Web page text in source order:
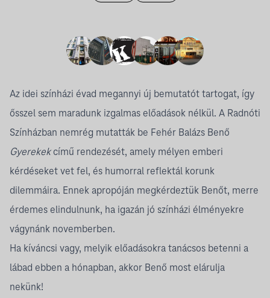
Az idei színházi évad megannyi új bemutatót tartogat, így
ősszel sem maradunk izgalmas előadások nélkül. A Radnóti
Színházban nemrég mutatták be Fehér Balázs Benő
Gyerekekcímű rendezését, amely mélyen emberi
kérdéseket vet fel, és humorral reflektál korunk
dilemmáira. Ennek apropóján megkérdeztük Benőt, merre
érdemes elindulnunk, ha igazán jó színházi élményekre
vágynánk novemberben.
Ha kíváncsi vagy, melyik előadásokra tanácsos betenni a
lábad ebben a hónapban, akkor Benő most elárulja
nekünk!